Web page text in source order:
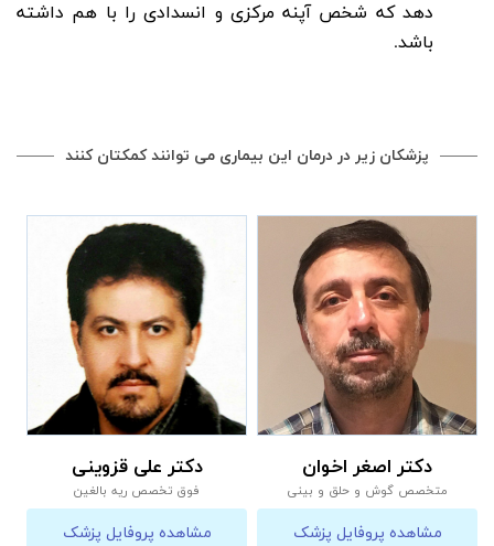
دهد که شخص آپنه مرکزی و انسدادی را با هم داشته
باشد.
پزشکان زیر در درمان این بیماری می توانند کمکتان کنند
دکتر اصغر اخوان
متخصص گوش و حلق و بینی
مشاهده پروفایل پزشک
دکتر علی قزوینی
فوق تخصص ریه بالغین
مشاهده پروفایل پزشک